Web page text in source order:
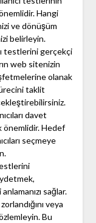
Hangi
ve dönüşüm
belirleyin.
testlerini gerçekçi
web sitenizin
olanak
taklit
davet
önemlidir. Hedef
seçmeye
sağlar.
veya
Bu